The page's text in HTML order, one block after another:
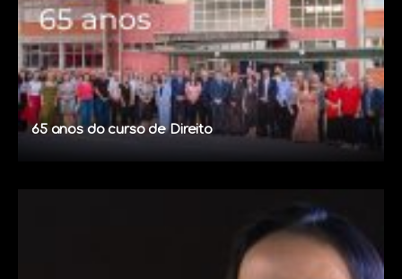
65 anos do curso de Direito